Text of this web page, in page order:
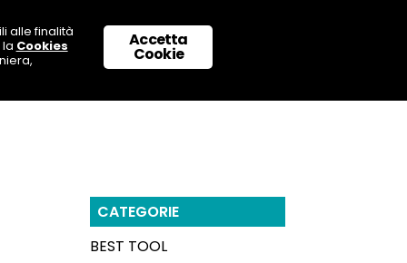
NOI SUPPORTO & CONTATTI
CATEGORIE
BEST TOOL
Accetta
Cookie
alle finalità
Cookies